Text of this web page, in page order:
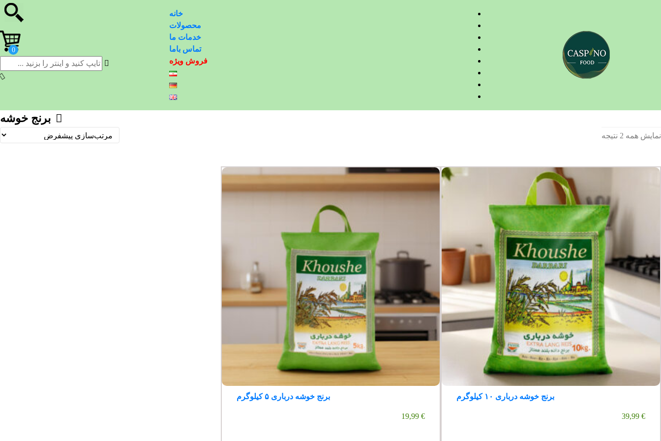
خانه
محصولات
خدمات ما
تماس باما
فروش ویژه
برنج خوشه
نمایش همه 2 نتیجه
برنج خوشه درباری ۱۰ کیلوگرم
€
39,99
برنج خوشه درباری ۵ کیلوگرم
€
19,99